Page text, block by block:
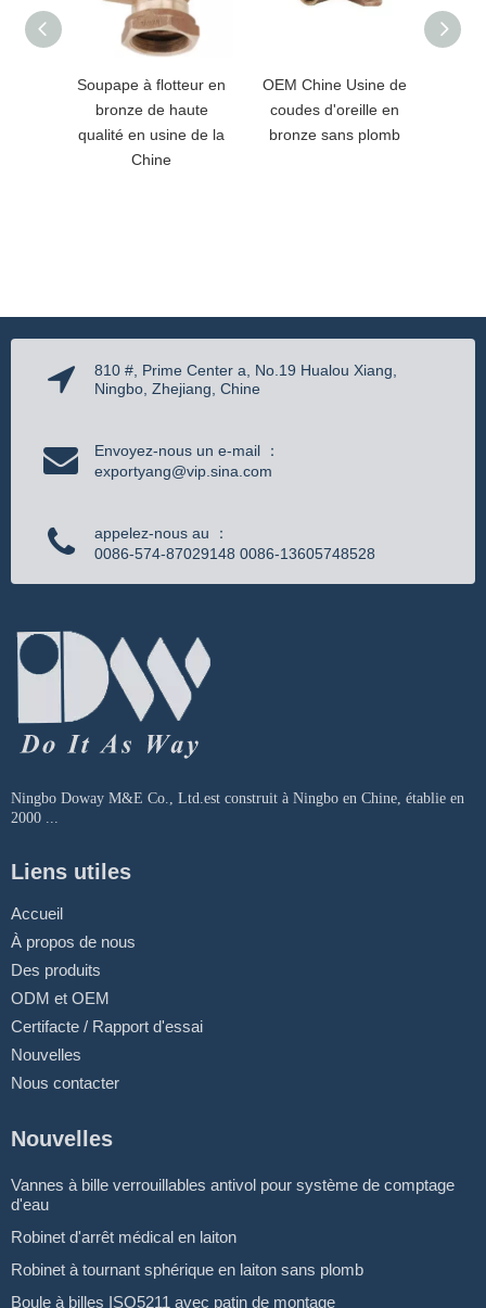
Soupape à flotteur en
bronze de haute
qualité en usine de la
Chine
OEM Chine Usine de
coudes d'oreille en
bronze sans plomb
810 #, Prime Center a, No.19 Hualou Xiang,
Ningbo, Zhejiang, Chine
Envoyez-nous un e-mail ：
exportyang@vip.sina.com
appelez-nous au ：
0086-574-87029148 0086-13605748528
Ningbo Doway M&E Co., Ltd.est construit à Ningbo en Chine, établie en
2000 ...
Liens utiles
Accueil
À propos de nous
Des produits
ODM et OEM
Certifacte / Rapport d'essai
Nouvelles
Nous contacter
Nouvelles
Vannes à bille verrouillables antivol pour système de comptage
d'eau
Robinet d'arrêt médical en laiton
Robinet à tournant sphérique en laiton sans plomb
Boule à billes ISO5211 avec patin de montage